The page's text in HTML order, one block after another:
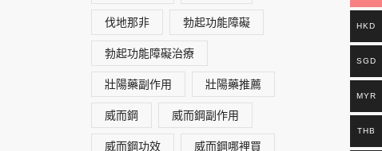
伐地那非 勃起功能障礙
勃起功能障礙治療
壯陽藥副作用 壯陽藥推薦
威而鋼 威而鋼副作用
威而鋼功效 威而鋼哪裡買
HKD
SGD
MYR
THB